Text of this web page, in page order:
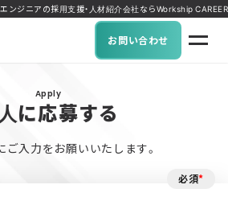
ンジニアの採用支援・人材紹介会社ならWorkship CAREER
お問い合わせ
Apply
に応募する
入力をお願いいたします。
必須*